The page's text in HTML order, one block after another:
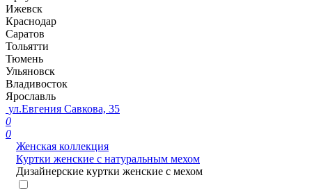
Ижевск
Краснодар
Саратов
Тольятти
Тюмень
Ульяновск
Владивосток
Ярославль
ул.Евгения Савкова, 35
0
0
Женская коллекция
Куртки женские с натуральным мехом
Дизайнерские куртки женские с мехом